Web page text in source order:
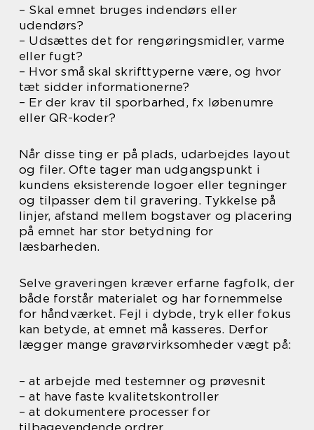
– Skal emnet bruges indendørs eller
udendørs?
– Udsættes det for rengøringsmidler, varme
eller fugt?
– Hvor små skal skrifttyperne være, og hvor
tæt sidder informationerne?
– Er der krav til sporbarhed, fx løbenumre
eller QR-koder?
Når disse ting er på plads, udarbejdes layout
og filer. Ofte tager man udgangspunkt i
kundens eksisterende logoer eller tegninger
og tilpasser dem til gravering. Tykkelse på
linjer, afstand mellem bogstaver og placering
på emnet har stor betydning for
læsbarheden.
Selve graveringen kræver erfarne fagfolk, der
både forstår materialet og har fornemmelse
for håndværket. Fejl i dybde, tryk eller fokus
kan betyde, at emnet må kasseres. Derfor
lægger mange gravørvirksomheder vægt på:
– at arbejde med testemner og prøvesnit
– at have faste kvalitetskontroller
– at dokumentere processer for
tilbagevendende ordrer